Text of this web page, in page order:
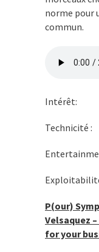
norme pour
commun.
P(our)
Velsaquez
for your